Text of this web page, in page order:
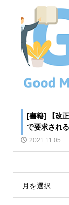
[書籍] 【改
で要求され
2021.11.05
月を選択